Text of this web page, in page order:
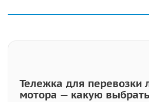
Тележка для перевозки
мотора — какую